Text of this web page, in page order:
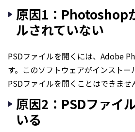
原因1：Photoshop
ルされていない
PSDファイルを開くには、Adobe
す。このソフトウェアがインストー
PSDファイルを開くことはできませ
原因2：PSDファイ
いる